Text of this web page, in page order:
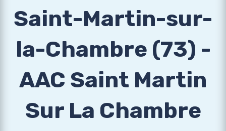
Saint-Martin-sur-
la-Chambre (73) -
AAC Saint Martin
Sur La Chambre